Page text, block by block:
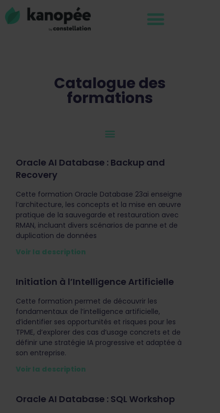
Catalogue des
formations
Oracle AI Database : Backup and
Recovery
Cette formation Oracle Database 23ai enseigne
l’architecture, les concepts et la mise en œuvre
pratique de la sauvegarde et restauration avec
RMAN, incluant divers scénarios de panne et de
duplication de données
Voir la description
Initiation à l’Intelligence Artificielle
Cette formation permet de découvrir les
fondamentaux de l’intelligence artificielle,
d’identifier ses opportunités et risques pour les
TPME, d’explorer des cas d’usage concrets et de
définir une stratégie IA progressive et adaptée à
son entreprise.
Voir la description
Oracle AI Database : SQL Workshop